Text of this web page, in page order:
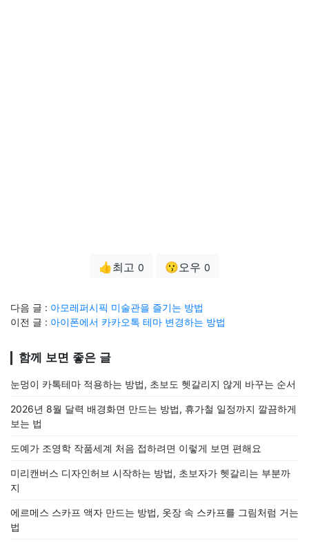
👍최고 0 😗오우 0
다음 글 : 아모레퍼시픽 미술관을 즐기는 방법
이전 글 : 아이폰에서 카카오톡 테마 변경하는 방법
함께 보면 좋은 글
눈멍이 카톡테마 적용하는 방법, 초보도 헷갈리지 않게 바꾸는 순서
2026년 8월 달력 배경화면 만드는 방법, 휴가철 일정까지 깔끔하게
보는 법
도예가 조영학 작품세계 처음 접하려면 이렇게 보면 편해요
미리캔버스 디자인허브 시작하는 방법, 초보자가 헷갈리는 부분까
지
에르메스 스카프 액자 만드는 방법, 옷장 속 스카프를 그림처럼 거는
법